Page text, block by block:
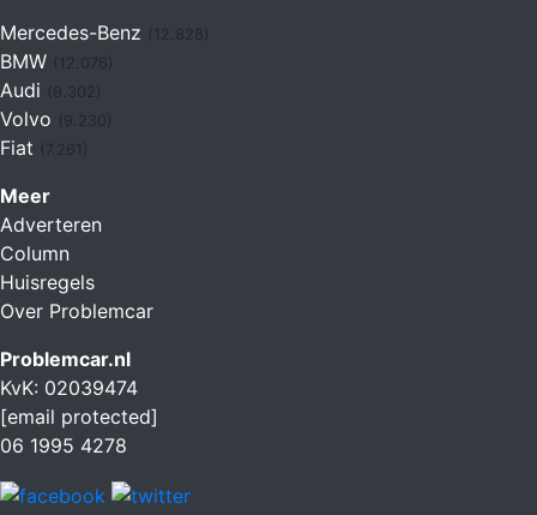
Mercedes-Benz (12.828)
BMW (12.076)
Audi (9.302)
Volvo (9.230)
Fiat (7.261)
Meer
Adverteren
Column
Huisregels
Over Problemcar
Problemcar.nl
KvK: 02039474
[email protected]
06 1995 4278